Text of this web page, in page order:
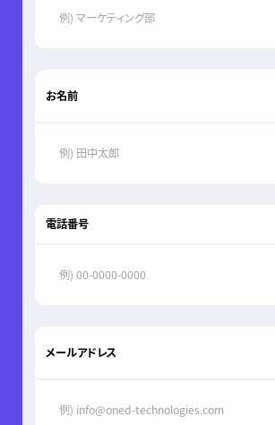
お名前
電話番号
メールアドレス